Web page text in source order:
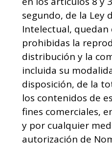
segundo, de la Ley
Intelectual,
prohibidas la
distribución y la
incluida su
disposición, de la
los contenidos de
fines comerciales,
y por cualquier
autorización de